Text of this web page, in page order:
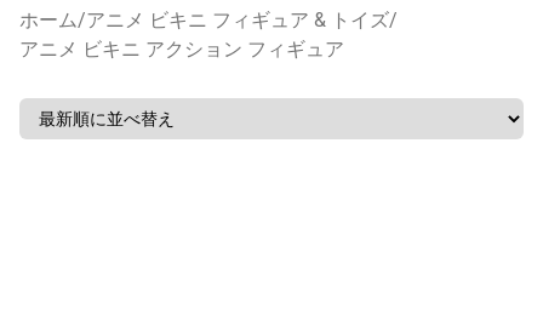
ホーム/アニメ ビキニ フィギュア & トイズ/
アニメ ビキニ アクション フィギュア